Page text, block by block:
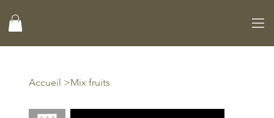
Accueil >Mix fruits